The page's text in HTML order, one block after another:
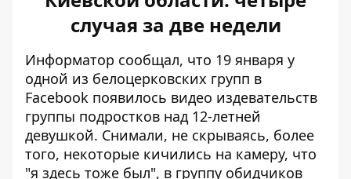
случая за две недели
Информатор сообщал, что 19 января у
одной из белоцерковских групп в
Facebook появилось видео издевательств
группы подростков над 12-летней
девушкой. Снимали, не скрываясь, более
того, некоторые кичились на камеру, что
"я здесь тоже был", в группу обидчиков